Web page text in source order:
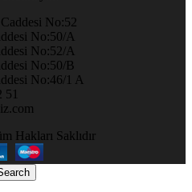
No:52
No:50/A
No:52/A
No:50/B
No:46/1 A
51
Hakları Saklıdır